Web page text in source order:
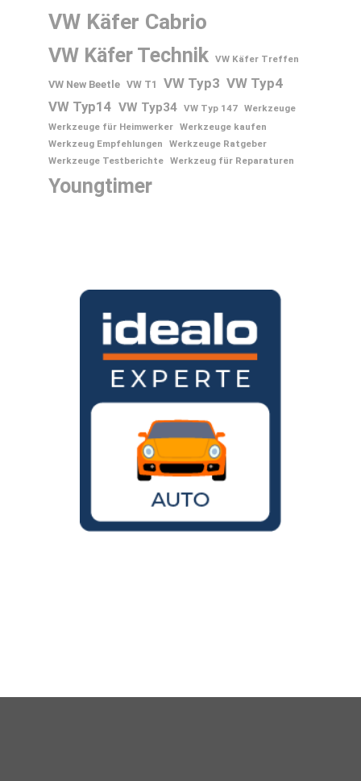
VW Käfer Cabrio
VW Käfer Technik VW Käfer Treffen
VW New Beetle VW T1 VW Typ3 VW Typ4
VW Typ14 VW Typ34 VW Typ 147 Werkzeuge
Werkzeuge für Heimwerker Werkzeuge kaufen
Werkzeug Empfehlungen
Werkzeuge Ratgeber
Werkzeuge Testberichte Werkzeug für Reparaturen
Youngtimer